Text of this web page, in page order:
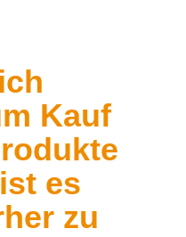
Kauf
es
zu